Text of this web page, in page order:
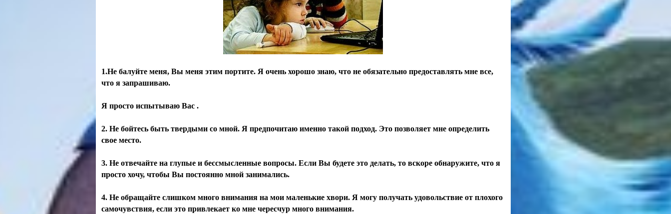
1.Не балуйте меня, Вы меня этим портите. Я очень хорошо знаю, что не обязательно предоставлять мне все,
что я запрашиваю.
Я просто испытываю Вас .
2. Не бойтесь быть твердыми со мной. Я предпочитаю именно такой подход. Это позволяет мне определить
свое место.
3. Не отвечайте на глупые и бессмысленные вопросы. Если Вы будете это делать, то вскоре обнаружите, что я
просто хочу, чтобы Вы постоянно мной занимались.
4. Не обращайте слишком много внимания на мои маленькие хвори. Я могу получать удовольствие от плохого
самочувствия, если это привлекает ко мне чересчур много внимания.